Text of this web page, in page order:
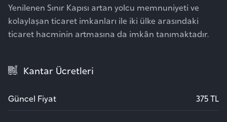
Yenilenen Sınır Kapısı artan yolcu memnuniyeti ve
kolaylaşan ticaret imkanları ile iki ülke arasındaki
ticaret hacminin artmasına da imkân tanımaktadır.
Kantar Ücretleri
Güncel Fiyat 375 TL